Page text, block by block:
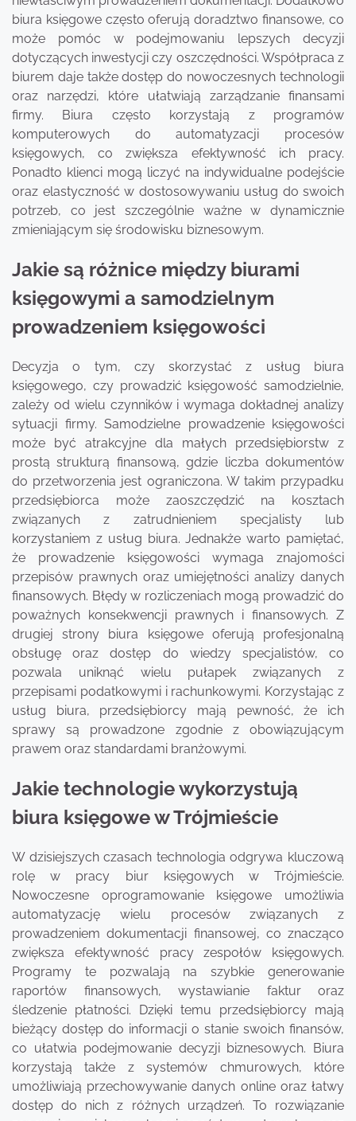
biura księgowe często oferują doradztwo finansowe, co
może pomóc w podejmowaniu lepszych decyzji
dotyczących inwestycji czy oszczędności. Współpraca z
biurem daje także dostęp do nowoczesnych technologii
oraz narzędzi, które ułatwiają zarządzanie finansami
firmy. Biura często korzystają z programów
komputerowych do automatyzacji procesów
księgowych, co zwiększa efektywność ich pracy.
Ponadto klienci mogą liczyć na indywidualne podejście
oraz elastyczność w dostosowywaniu usług do swoich
potrzeb, co jest szczególnie ważne w dynamicznie
zmieniającym się środowisku biznesowym.
Jakie są różnice między biurami
księgowymi a samodzielnym
prowadzeniem księgowości
Decyzja o tym, czy skorzystać z usług biura
księgowego, czy prowadzić księgowość samodzielnie,
zależy od wielu czynników i wymaga dokładnej analizy
sytuacji firmy. Samodzielne prowadzenie księgowości
może być atrakcyjne dla małych przedsiębiorstw z
prostą strukturą finansową, gdzie liczba dokumentów
do przetworzenia jest ograniczona. W takim przypadku
przedsiębiorca może zaoszczędzić na kosztach
związanych z zatrudnieniem specjalisty lub
korzystaniem z usług biura. Jednakże warto pamiętać,
że prowadzenie księgowości wymaga znajomości
przepisów prawnych oraz umiejętności analizy danych
finansowych. Błędy w rozliczeniach mogą prowadzić do
poważnych konsekwencji prawnych i finansowych. Z
drugiej strony biura księgowe oferują profesjonalną
obsługę oraz dostęp do wiedzy specjalistów, co
pozwala uniknąć wielu pułapek związanych z
przepisami podatkowymi i rachunkowymi. Korzystając z
usług biura, przedsiębiorcy mają pewność, że ich
sprawy są prowadzone zgodnie z obowiązującym
prawem oraz standardami branżowymi.
Jakie technologie wykorzystują
biura księgowe w Trójmieście
W dzisiejszych czasach technologia odgrywa kluczową
rolę w pracy biur księgowych w Trójmieście.
Nowoczesne oprogramowanie księgowe umożliwia
automatyzację wielu procesów związanych z
prowadzeniem dokumentacji finansowej, co znacząco
zwiększa efektywność pracy zespołów księgowych.
Programy te pozwalają na szybkie generowanie
raportów finansowych, wystawianie faktur oraz
śledzenie płatności. Dzięki temu przedsiębiorcy mają
bieżący dostęp do informacji o stanie swoich finansów,
co ułatwia podejmowanie decyzji biznesowych. Biura
korzystają także z systemów chmurowych, które
umożliwiają przechowywanie danych online oraz łatwy
dostęp do nich z różnych urządzeń. To rozwiązanie